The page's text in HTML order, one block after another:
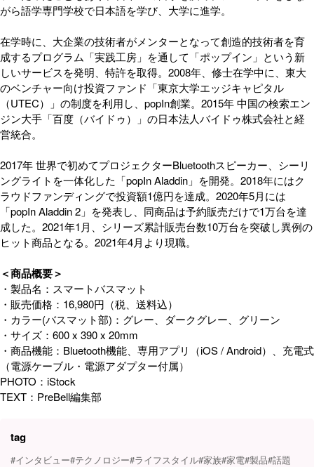
がら語学専門学校で日本語を学び、大学に進学。
在学時に、大企業の技術者がメンターとなって創造的技術者を育
成するプログラム「実践工房」を通して「ポップイン」という新
しいサービスを発明、特許を取得。2008年、修士在学中に、東大
のベンチャー向け投資ファンド「東京大学エッジキャピタル
（UTEC）」の制度を利用し、popIn創業。2015年 中国の検索エン
ジン大手「百度（バイドゥ）」の日本法人バイドゥ株式会社と経
営統合。
2017年 世界で初めてプロジェクターBluetoothスピーカー、シーリ
ングライトを一体化した「popIn Aladdin」を開発。2018年にはク
ラウドファンディングで投資額1億円を達成。2020年5月には
「popIn Aladdin 2」を発表し、同商品は予約販売だけで1万台を達
成した。2021年1月、シリーズ累計販売台数10万台を突破し異例の
ヒット商品となる。2021年4月より現職。
＜商品概要＞
・製品名：スマートバスマット
・販売価格：16,980円（税、送料込）
・カラー(バスマット部)：グレー、ダークグレー、グリーン
・サイズ：600 x 390 x 20mm
・商品機能：Bluetooth機能、専用アプリ（iOS / Android）、充電式
（電源ケーブル・電源アダプター付属）
PHOTO：iStock
TEXT：PreBell編集部
tag
#インタビュー#テクノロジー#ライフスタイル#家族#家電#製品#話題